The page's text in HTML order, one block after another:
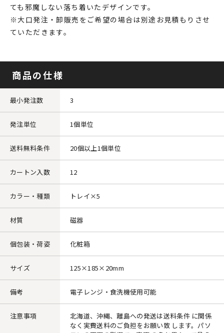
ても邪魔しない落ち着いたデザインです。
※大口発注・卸販売をご希望の場合は別途お見積もりさせ
ていただきます。
商品の仕様
最小発注数 3
発注単位 1個単位
送料無料条件 20個以上1個単位
カートン入数 12
カラー・種類 トレイ×5
材質 磁器
個包装・荷姿 化粧箱
サイズ 125×185×20mm
備考 電子レンジ・食洗機使用可能
注意事項
北海道、沖縄、離島への発送は送料条件 に関係
なく実費送料のご負担をお願い致 します。パソ